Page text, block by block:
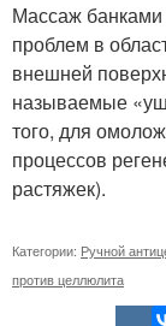
Массаж банками
проблем в
внешней
называемые
того, для
процессов
растяжек).
Категории: Ручной
против целлюлита